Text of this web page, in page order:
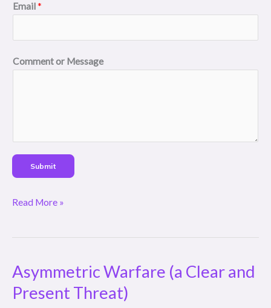
Email*
Comment or Message
Submit
251124
Read More »
Asymmetric Warfare (a Clear and
Present Threat)
Asymmetric
Warfare